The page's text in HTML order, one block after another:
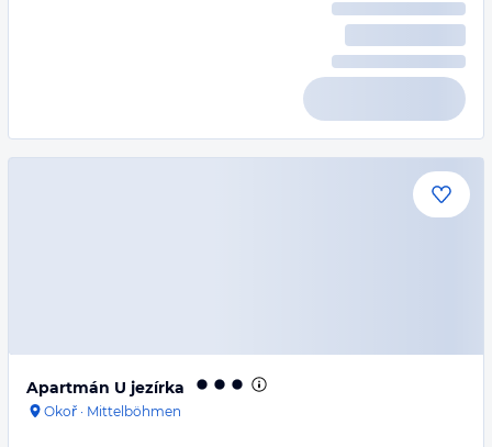
Apartmán U jezírka
Okoř · Mittelböhmen